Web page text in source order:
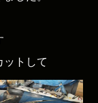
ットして